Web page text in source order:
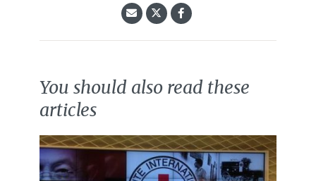
You should also read these
articles